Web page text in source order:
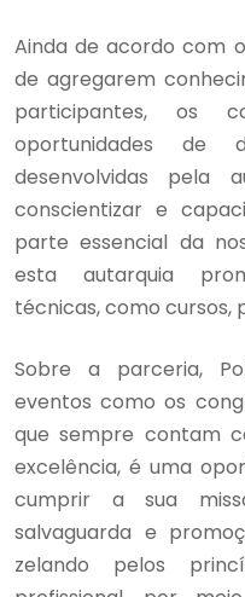
Ainda de acordo com
de agregarem
participantes, os
oportunidades de
desenvolvidas pela
conscientizar e
parte essencial da
esta autarquia
técnicas, como cursos,
Sobre a parceria,
eventos como os
que sempre contam
excelência, é uma
cumprir a sua
salvaguarda e
zelando pelos